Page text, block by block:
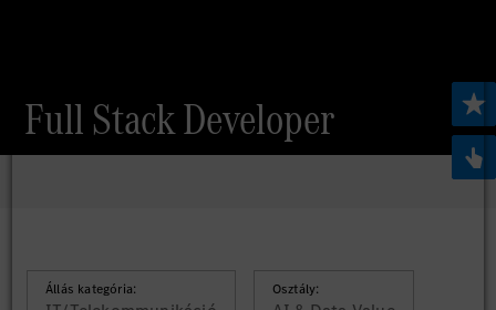
Full Stack Developer
Állás kategória: Osztály: